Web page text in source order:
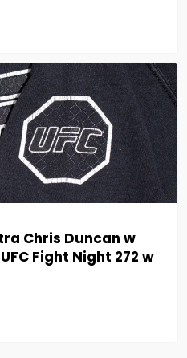
Chris Duncan w
Fight Night 272 w